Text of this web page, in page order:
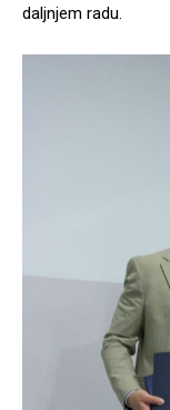
daljnjem radu.